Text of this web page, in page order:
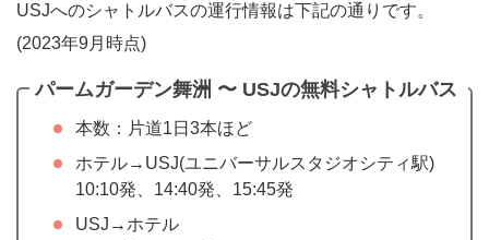
USJへのシャトルバスの運行情報は下記の通りです。
(2023年9月時点)
パームガーデン舞洲 〜 USJの無料シャトルバス
本数：片道1日3本ほど
ホテル→USJ(ユニバーサルスタジオシティ駅)
10:10発、14:40発、15:45発
USJ→ホテル